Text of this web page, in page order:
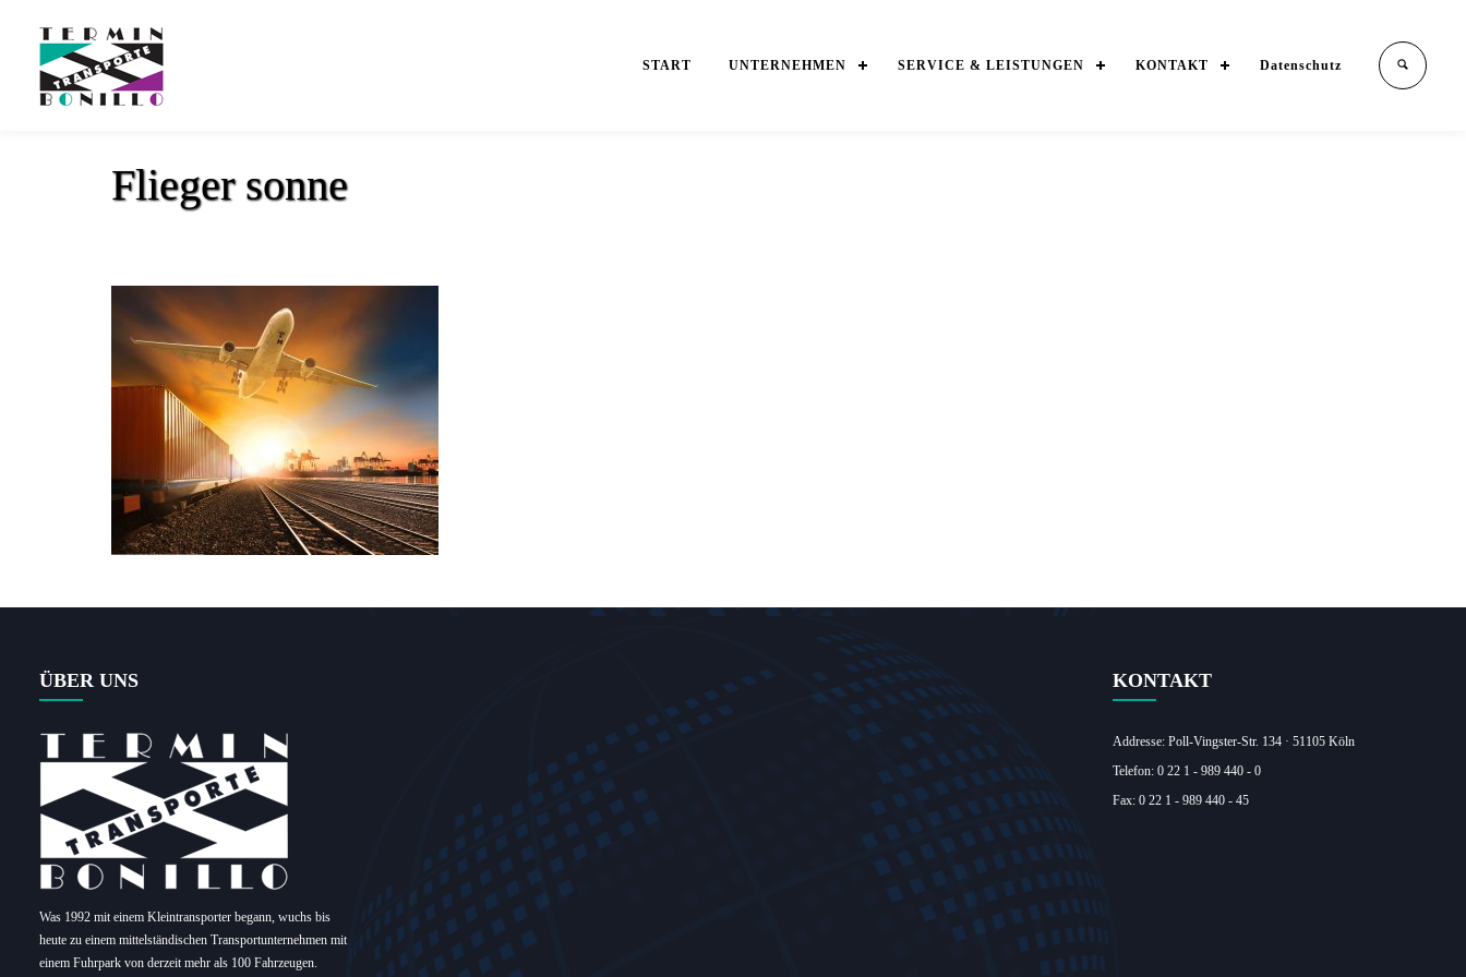
START UNTERNEHMEN SERVICE & LEISTUNGEN KONTAKT Datenschutz
Flieger sonne
ÜBER UNS
Was 1992 mit einem Kleintransporter begann, wuchs bis
heute zu einem mittelständischen Transportunternehmen mit
einem Fuhrpark von derzeit mehr als 100 Fahrzeugen.
KONTAKT
Addresse: Poll-Vingster-Str. 134 · 51105 Köln‎
Telefon: 0 22 1 - 989 440 - 0
Fax: 0 22 1 - 989 440 - 45